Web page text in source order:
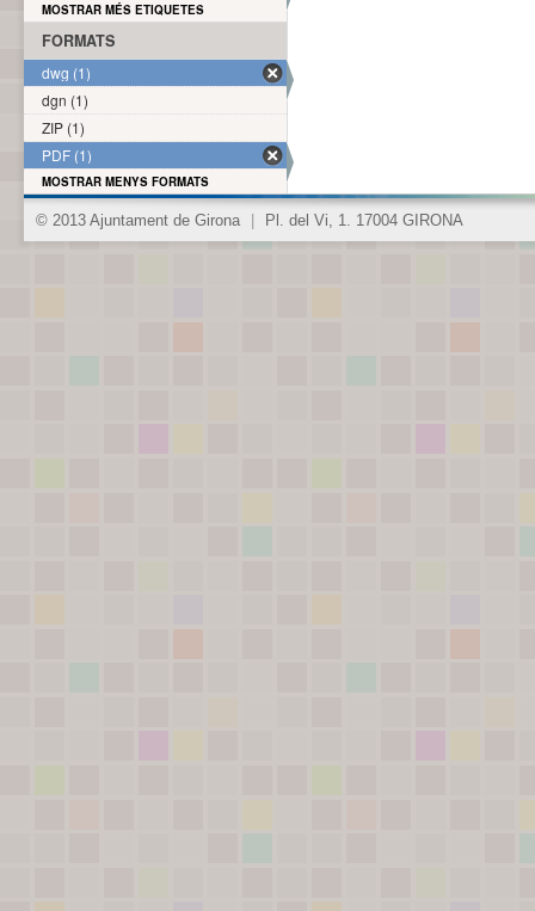
MOSTRAR MÉS ETIQUETES
FORMATS
dwg (1)
dgn (1)
ZIP (1)
PDF (1)
MOSTRAR MENYS FORMATS
© 2013 Ajuntament de Girona Pl. del Vi, 1. 17004 GIRONA